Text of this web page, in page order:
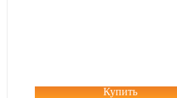
Купить